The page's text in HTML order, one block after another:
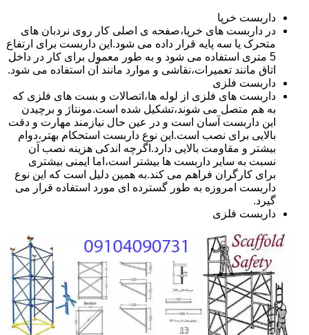
داربست خرپا
در داربست های خرپا،صفحه ی اصلی کار روی نردبان های
متحرک یا سه پایه قرار داده می شود.این داربست برای ارتفاع
5 متری استفاده می شود و به طور معمول برای کار در داخل
اتاق مانند تعمیرات،نقاشی و موارد مانند آن استفاده می شود.
داربست فلزی
داربست های فلزی از لوله ها،اتصالات و بست های فلزی که
به هم متصل می شوند،تشکیل شده است.مونتاژ و برچیدن
این داربست آسان است و در عین حال نیازمند مهارت و دقت
بالایی برای نصب است.این نوع داربست استحکام بهتر،دوام
بیشتر و مقاومت بالایی دارد.اگرچه اندکی هزینه نصب آن
نسبت به سایر داربست ها بیشتر است،اما ایمنی بیشتری
برای کارگران فراهم می کند.به همین دلیل است که این نوع
داربست امروزه به طور گسترده ای مورد استفاده قرار می
گیرد.
داربست فلزی